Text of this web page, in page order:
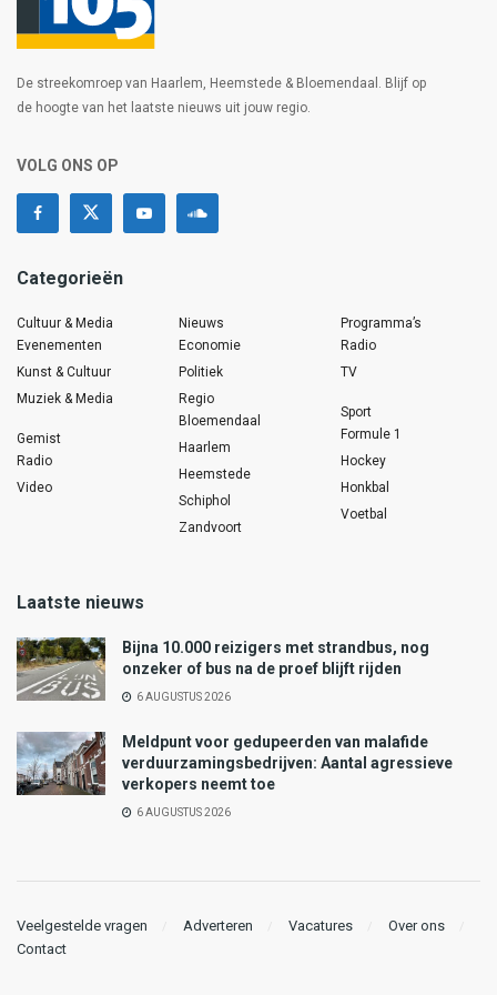
De streekomroep van Haarlem, Heemstede & Bloemendaal. Blijf op
de hoogte van het laatste nieuws uit jouw regio.
VOLG ONS OP
Categorieën
Cultuur & Media
Evenementen
Kunst & Cultuur
Muziek & Media
Gemist
Radio
Video
Nieuws
Economie
Politiek
Regio
Bloemendaal
Haarlem
Heemstede
Schiphol
Zandvoort
Programma’s
Radio
TV
Sport
Formule 1
Hockey
Honkbal
Voetbal
Laatste nieuws
Bijna 10.000 reizigers met strandbus, nog
onzeker of bus na de proef blijft rijden
6 AUGUSTUS 2026
Meldpunt voor gedupeerden van malafide
verduurzamingsbedrijven: Aantal agressieve
verkopers neemt toe
6 AUGUSTUS 2026
Veelgestelde vragen Adverteren Vacatures
Over ons
Contact